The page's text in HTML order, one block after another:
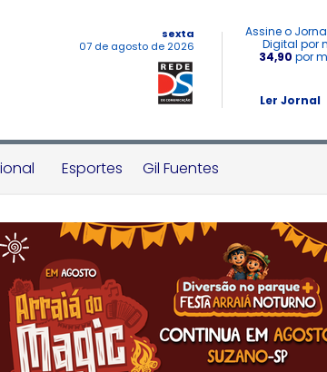
sexta
07 de agosto de 2026
Assine o
Digital por
34,90 por
Ler Jornal
Esportes Gil Fuentes